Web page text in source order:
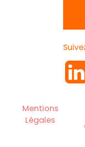
Mentions
Légales